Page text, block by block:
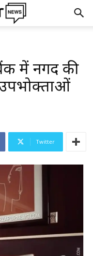
में नगद की
Twitter